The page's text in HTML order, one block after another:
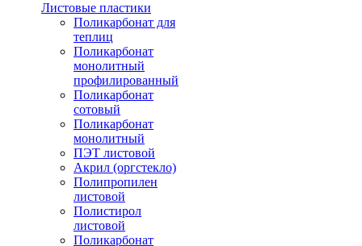
Листовые пластики
Поликарбонат для
теплиц
Поликарбонат
монолитный
профилированный
Поликарбонат
сотовый
Поликарбонат
монолитный
ПЭТ листовой
Акрил (оргстекло)
Полипропилен
листовой
Полистирол
листовой
Поликарбонат